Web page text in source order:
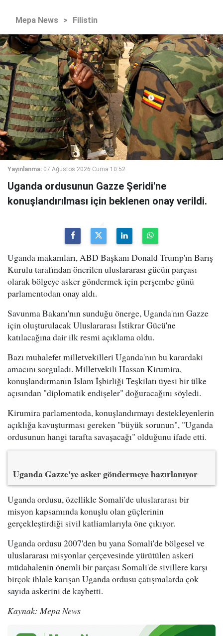
Mepa News > Filistin
Yayınlanma: 07 Ağustos 2026 Cuma 10:52
Uganda ordusunun Gazze Şeridi'ne
konuşlandırılması için beklenen onay verildi.
Uganda makamları, ABD Başkanı Donald Trump'ın Barış
Kurulu tarafından önerilen uluslararası gücün parçası
olarak bölgeye asker göndermek için perşembe günü
parlamentodan onay aldı.
Savunma Bakanı'nın sunduğu önerge, Uganda'nın Gazze
için oluşturulacak Uluslararası İstikrar Gücü'ne
katılacağına dair ilk resmi açıklama oldu.
Bazı muhalefet milletvekilleri Uganda'nın bu karardaki
amacını sorguladı. Milletvekili Hassan Kirumira,
konuşlandırmanın İslam İşbirliği Teşkilatı üyesi bir ülke
açısından "diplomatik endişeler" doğuracağını söyledi.
Kirumira parlamentoda, konuşlandırmayı destekleyenlerin
açıklığa kavuşturması gereken "büyük sorunun", "Uganda
ordusunun hangi tarafta savaşacağı" olduğunu ifade etti.
Uganda Gazze'ye asker göndermeye hazırlanıyor
Uganda ordusu, özellikle Somali'de uluslararası bir
misyon kapsamında konuşlu olan güçlerinin
gerçekleştirdiği sivil katliamlarıyla öne çıkıyor.
Uganda ordusu 2007'den bu yana Somali'de bölgesel ve
uluslararası misyonlar çerçevesinde yürütülen askeri
müdahalenin önemli bir parçası Somali'de sivillere karşı
birçok ihlale karışan Uganda ordusu çatışmalarda çok
sayıda askerini de kaybetti.
Kaynak: Mepa News